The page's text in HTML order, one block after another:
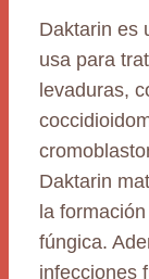
Daktarin es
usa para
levaduras,
Daktarin
la
fúngica.
infecciones